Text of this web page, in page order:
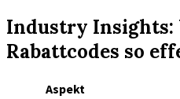
Industry Insights:
Rabattcodes so
Aspekt